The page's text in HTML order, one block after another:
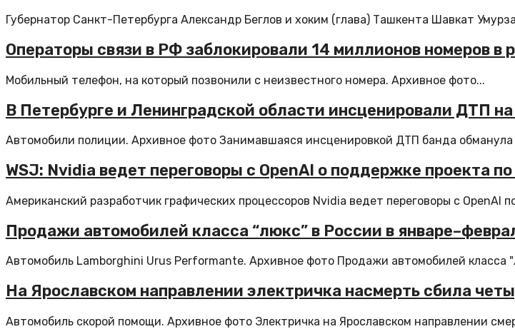
Губернатор Санкт-Петербурга Александр Беглов и хоким (глава) Ташкента Шавкат
Операторы связи в РФ заблокировали 14 миллионов номеров в
Мобильный телефон, на который позвонили с неизвестного номера. Архивное фото...
В Петербурге и Ленинградской области инсценировали ДТП
Автомобили полиции. Архивное фото Занимавшаяся инсценировкой ДТП банда обманула
WSJ: Nvidia ведет переговоры с OpenAI о поддержке проекта
Американский разработчик графических процессоров Nvidia ведет переговоры с OpenAI
Продажи автомобилей класса “люкс” в России в
Автомобиль Lamborghini Urus Performante. Архивное фото Продажи автомобилей класса
На Ярославском направлении электричка насмерть сбила
Автомобиль скорой помощи. Архивное фото Электричка на Ярославском направлении